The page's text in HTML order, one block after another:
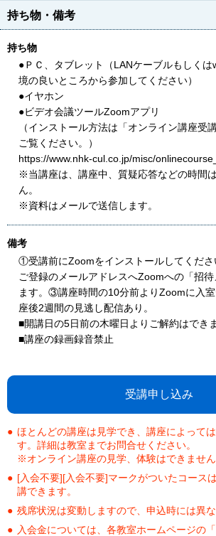
持ち物・備考
持ち物
●ＰＣ、タブレット（LANケーブルもしく
境の良いところから参加してください）
●イヤホン
●ビデオ会議ツールZoomアプリ
（インストール方法は「オンライン講座受
ご覧ください。）
https://www.nhk-cul.co.jp/misc/
※当講座は、講座中、質疑応答などの時間
ん。
※資料はメールで送信します。
備考
①受講前にZoomをインストールしてくだ
ご登録のメールアドレスへZoomへの「招
ます。③講座時間の10分前よりZoomに入
座後2週間の見逃し配信あり。
■開講日の5日前の木曜日よりご解約はでき
■講座の録画録音禁止
受講申し込み
ほとんどの講座は見学でき、講座によって
す。詳細は教室までお問合せください。
※オンライン講座の見学、体験はできません
[入会不要][入会不要]マークがついたコース
講できます。
残席状況は変動しますので、申込時には異な
入会金については、各教室ホームページの